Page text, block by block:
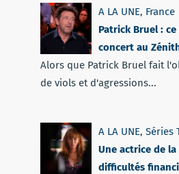
A LA UNE, France
Patrick Bruel :
concert au
Alors que Patrick Bruel fait
de viols et d'agressions...
A LA UNE, Séries
Une actrice de la
difficultés